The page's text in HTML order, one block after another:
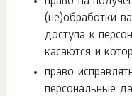
(не)обработки
доступа к
касаются и
право
персональные